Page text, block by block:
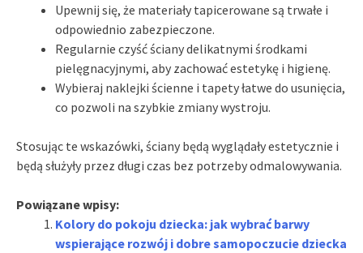
Upewnij się, że materiały tapicerowane są trwałe i
odpowiednio zabezpieczone.
Regularnie czyść ściany delikatnymi środkami
pielęgnacyjnymi, aby zachować estetykę i higienę.
Wybieraj naklejki ścienne i tapety łatwe do usunięcia,
co pozwoli na szybkie zmiany wystroju.
Stosując te wskazówki, ściany będą wyglądały estetycznie i
będą służyły przez długi czas bez potrzeby odmalowywania.
Powiązane wpisy:
Kolory do pokoju dziecka: jak wybrać barwy
wspierające rozwój i dobre samopoczucie dziecka